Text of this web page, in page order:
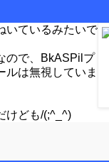
いているみたいで
ので、BkASPilプ
ルは無視していま
けども/(;^_^)